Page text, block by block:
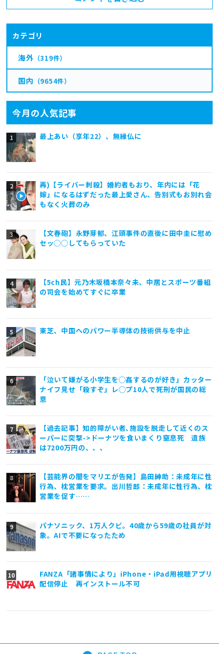
カテゴリ
海外 （319件）
国内 （9654件）
今月の人気記事
最上あい（享年22）、無縁仏に
再)【ライバー刺殺】婚約者もおり、年内には「花
嫁」になるはずだった最上愛さん、告別式もお別れ会
もなく火葬のみ
【文春砲】永野芽郁、江頭事件の直後に田中圭に慰め
セッ◯◯してもらっていた
【5ch民】元乃木坂橋本奈々未、中居とスポーツ番組
の司会を始めてすぐに卒業
東芝、中国へのパワー半導体の技術供与を中止
「泣いて嫌がる小学生を◯姦するのが好き」カッター
ナイフ見せ「殺すぞ」レ◯プ10人で死刑が国民の総
意
【過去記事】知的障がい者､施設を脱走して近くのス
ーパーに突撃->ドーナツを食いまくり窒息死 遺族
は7200万円の、、、
【芸能界の闇をマリエが告発】島田紳助：未成年に性
行為、枕営業を要求。出川哲郎：未成年に性行為、枕
営業を促す……
パナソニック、1万人クビ。40歳から59歳の社員が対
象。AIで不要になったため
FANZA「諸事情により」iPhone・iPad用視聴アプリ
配信停止 再インストール不可